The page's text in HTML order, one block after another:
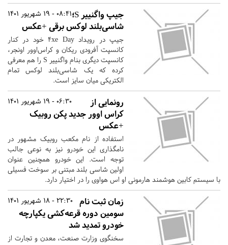
08:41 - 19 شهریور 1401جیپ واگنییر S؛
شاسی‌بلند لوکس برقی +عکس
جیپ در رویداد ۴xe Day خود در کنار
کانسپت آفرودی ریکان و کراس‌اوور اونجر،
کانسپت دیگری بنام واگنییر S را هم معرفی
کرده که یک شاسی‌بلند لوکس تمام
الکتریکی میان سایز است.
06:30 - 19 شهریور 1401
رونمایی از
کراس اوور جدید پکن روبیک
+عکس
استفاده از نام مکعب روبیک مشهور در
نامگذاری این خودرو نیز به نوعی جالب
توجه است. این خودرو همچنین عنوان
اولین شاسی بلند مبتنی بر سوخت فسیلی
با سیستم کابین هوشمند هارمونی او اس هواوی را در اختیار دارد.
22:30 - 18 شهریور 1401
زمان ثبت نام
سومین دوره قرعه‌کشی یکپارچه
خودرو تمدید شد
سخنگوی وزارت صنعت، معدن و تجارت از